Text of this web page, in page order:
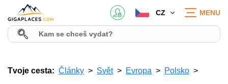
CZ MENU
Tvoje cesta: Články Svět Evropa Polsko